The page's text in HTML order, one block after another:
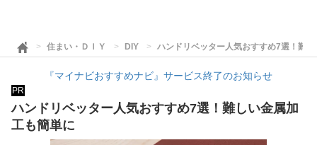
住まい・ＤＩＹ DIY ハンドリベッター人気おすすめ7選！難
『マイナビおすすめナビ』サービス終了のお知らせ
PR
ハンドリベッター人気おすすめ7選！難しい金属加
工も簡単に